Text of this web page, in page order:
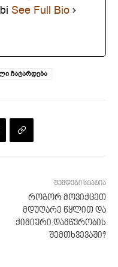
See Full Bio
ჩატარდება
შემდეგი სტატია
როგორ მოვიქცეთ
მდუღარე წყლით და
ქიმიური დამწვრობის
შემთხვევაში?